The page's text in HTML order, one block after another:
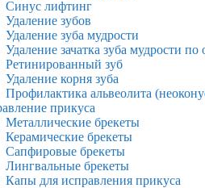
Синус лифтинг
Удаление зубов
Удаление зуба мудрости
Удаление зачатка зуба мудрости
Ретинированный зуб
Удаление корня зуба
Профилактика альвеолита
прикуса
Металлические брекеты
Керамические брекеты
Сапфировые брекеты
Лингвальные брекеты
Капы для исправления прикуса